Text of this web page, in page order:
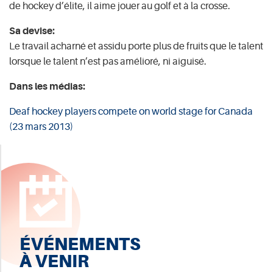
de hockey d’élite, il aime jouer au golf et à la crosse.
Sa devise:
Le travail acharné et assidu porte plus de fruits que le talent
lorsque le talent n’est pas amélioré, ni aiguisé.
Dans les médias:
Deaf hockey players compete on world stage for Canada
(23 mars 2013)
ÉVÉNEMENTS
À VENIR